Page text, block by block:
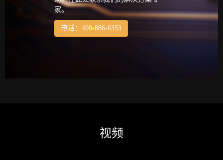
家。
电话：400-886-6353
视频